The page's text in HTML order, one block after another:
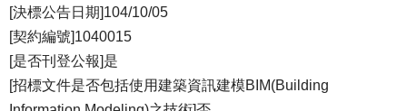
[決標公告日期]104/10/05
[契約編號]1040015
[是否刊登公報]是
[招標文件是否包括使用建築資訊建模BIM(Building